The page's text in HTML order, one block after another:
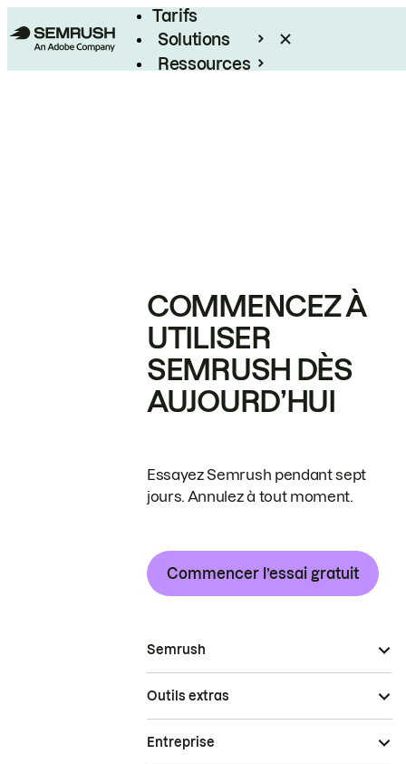
Tarifs
Solutions
Ressources
COMMENCEZ À
UTILISER
SEMRUSH DÈS
AUJOURD’HUI
Essayez Semrush pendant sept
jours. Annulez à tout moment.
Commencer l’essai gratuit
Semrush
Outils extras
Entreprise